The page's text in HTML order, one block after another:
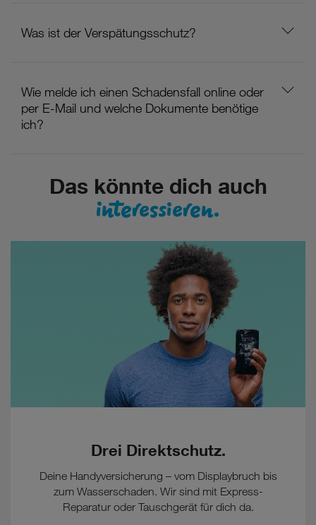
Was ist der Verspätungsschutz?
Wie melde ich einen Schadensfall online oder
per E-Mail und welche Dokumente benötige
ich?
Das könnte dich auch
interessieren.
Drei Direktschutz.
Deine Handyversicherung – vom Displaybruch bis
zum Wasserschaden. Wir sind mit Express-
Reparatur oder Tauschgerät für dich da.